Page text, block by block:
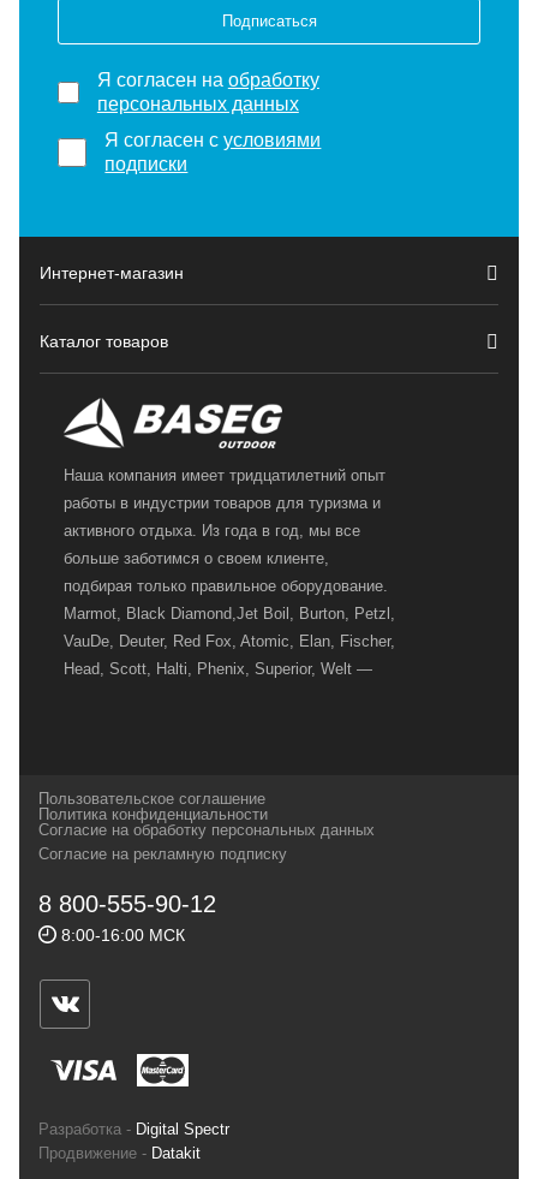
Подписаться
Я согласен на обработку
персональных данных
Я согласен сусловиями
подписки
Интернет-магазин
Каталог товаров
Наша компания имеет тридцатилетний опыт
работы в индустрии товаров для туризма и
активного отдыха. Из года в год, мы все
больше заботимся о своем клиенте,
подбирая только правильное оборудование.
Marmot, Black Diamond,Jet Boil, Burton, Petzl,
VauDe, Deuter, Red Fox, Atomic, Elan, Fischer,
Head, Scott, Halti, Phenix, Superior, Welt —
и взыскательных путешественников,
спортсменов и отдыхающих.
Геннадьевич
ИНН 590300057023 ОГРН 304590319000121
ул.Советская, 25, магазин Басег.
Тел./факс (342) 2101242
Пользовательское соглашение
Политика конфиденциальности
Согласие на обработку персональных данных
Согласие на рекламную подписку
8 800-555-90-12
8:00-16:00 МСК
Разработка - Digital Spectr
Продвижение - Datakit